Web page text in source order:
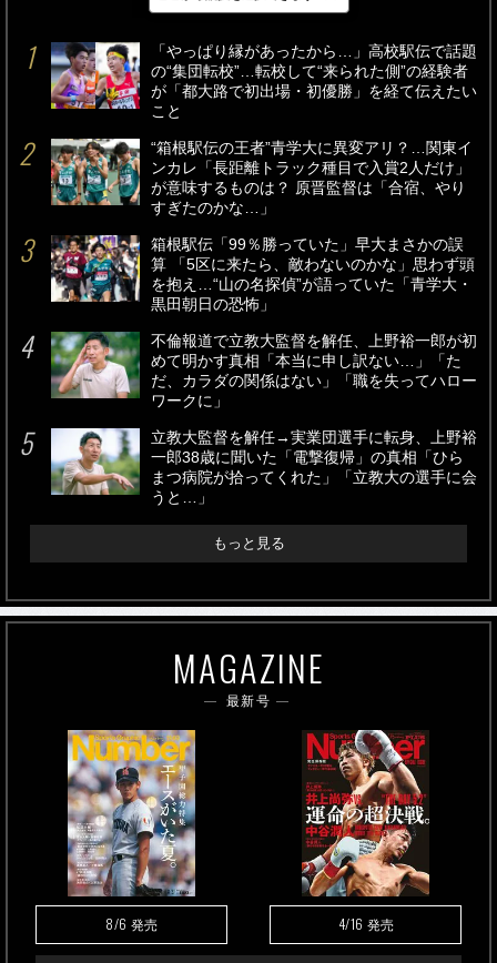
「やっぱり縁があったから…」高校駅伝で話題
の“集団転校”…転校して“来られた側”の経験者
が「都大路で初出場・初優勝」を経て伝えたい
こと
“箱根駅伝の王者”青学大に異変アリ？…関東イ
ンカレ「長距離トラック種目で入賞2人だけ」
が意味するものは？ 原晋監督は「合宿、やり
すぎたのかな…」
箱根駅伝「99％勝っていた」早大まさかの誤
算 「5区に来たら、敵わないのかな」思わず頭
を抱え…“山の名探偵”が語っていた「青学大・
黒田朝日の恐怖」
不倫報道で立教大監督を解任、上野裕一郎が初
めて明かす真相「本当に申し訳ない…」「た
だ、カラダの関係はない」「職を失ってハロー
ワークに」
立教大監督を解任→実業団選手に転身、上野裕
一郎38歳に聞いた「電撃復帰」の真相「ひら
まつ病院が拾ってくれた」「立教大の選手に会
うと…」
もっと見る
MAGAZINE
最新号
8/6 発売 4/16 発売